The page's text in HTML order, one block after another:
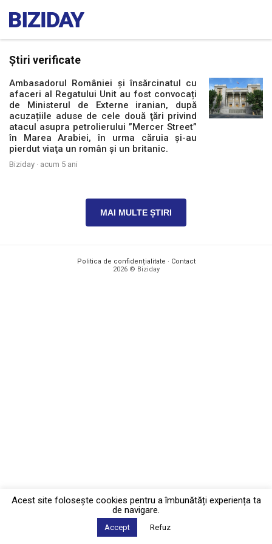
Știri verificate
Ambasadorul României şi însărcinatul cu
afaceri al Regatului Unit au fost convocați
de Ministerul de Externe iranian, după
acuzațiile aduse de cele două ţări privind
atacul asupra petrolierului ”Mercer Street”
în Marea Arabiei, în urma căruia şi-au
pierdut viaţa un român şi un britanic.
Biziday · acum 5 ani
MAI MULTE ȘTIRI
Politica de confidențialitate · Contact
2026 © Biziday
Acest site foloseşte cookies pentru a îmbunătăți experiența ta
de navigare.
Accept Refuz